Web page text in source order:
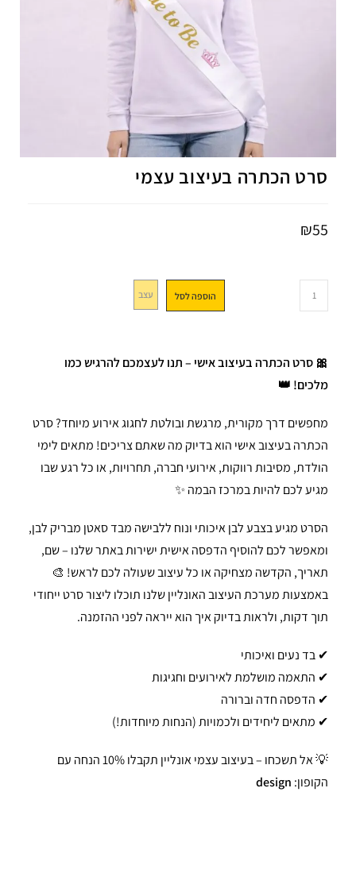
סרט הכתרה בעיצוב עצמי
₪55
הוספה לסל עצב
🎀 סרט הכתרה בעיצוב אישי – תנו לעצמכם להרגיש כמו
מלכים! 👑
מחפשים דרך מקורית, מרגשת ובולטת לחגוג אירוע מיוחד? סרט
הכתרה בעיצוב אישי הוא בדיוק מה שאתם צריכים! מתאים לימי
הולדת, מסיבות רווקות, אירועי חברה, תחרויות, או כל רגע שבו
מגיע לכם להיות במרכז הבמה ✨
הסרט מגיע בצבע לבן איכותי ונוח ללבישה מבד סאטן מבריק לבן,
ומאפשר לכם להוסיף הדפסה אישית ישירות באתר שלנו – שם,
תאריך, הקדשה מצחיקה או כל עיצוב שעולה לכם לראש! 🎨
באמצעות מערכת העיצוב האונליין שלנו תוכלו ליצור סרט ייחודי
תוך דקות, ולראות בדיוק איך הוא ייראה לפני ההזמנה.
✔ בד נעים ואיכותי
✔ התאמה מושלמת לאירועים וחגיגות
✔ הדפסה חדה וברורה
✔ מתאים ליחידים ולכמויות (הנחות מיוחדות!)
💡 אל תשכחו – בעיצוב עצמי אונליין תקבלו 10% הנחה עם
הקופון: design